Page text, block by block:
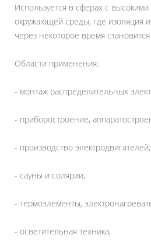
Используется в сферах с
окружающей среды, где изоляция
через некоторое время становится
Области применения:
- монтаж распределительных
- приборостроение,
- производство электродвигателей;
- сауны и солярии;
- термоэлементы,
- осветительная техника;